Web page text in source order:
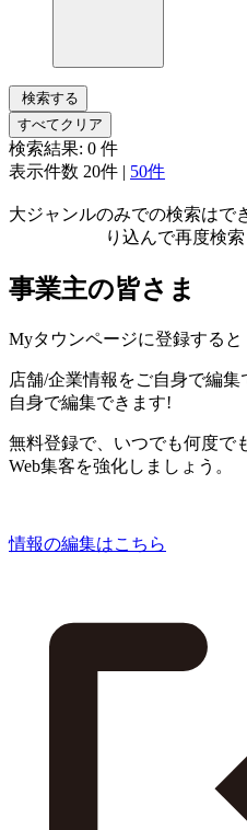
検索する
すべてクリア
検索結果: 0 件
表示件数 20件 | 50件
大ジャンルのみでの検索はで
り込んで再度検
事業主の皆さま
Myタウンページに登録すると
店舗/企業情報をご自身で編集
自身で編集できます!
無料登録で、いつでも何度で
Web集客を強化しましょう。
情報の編集はこちら